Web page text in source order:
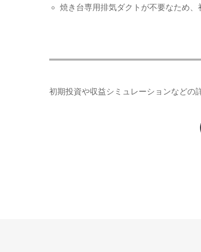
焼き台専用排気ダクトが不要なため、
初期投資や収益シミュレーションなどの